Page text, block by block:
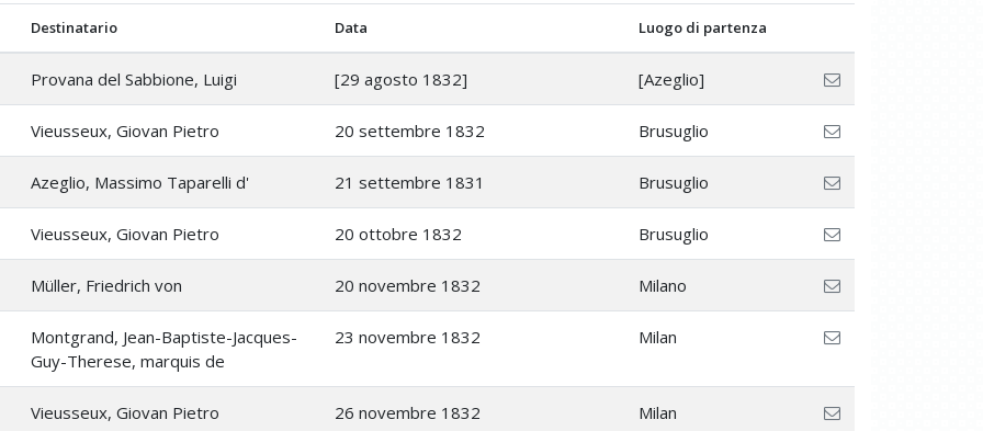
Destinatario Data Luogo di partenza
Provana del Sabbione, Luigi [29 agosto 1832] [Azeglio]
Vieusseux, Giovan Pietro 20 settembre 1832 Brusuglio
Azeglio, Massimo Taparelli d' 21 settembre 1831 Brusuglio
Vieusseux, Giovan Pietro 20 ottobre 1832 Brusuglio
Müller, Friedrich von 20 novembre 1832 Milano
Montgrand, Jean-Baptiste-Jacques-
Guy-Therese, marquis de
23 novembre 1832 Milan
Vieusseux, Giovan Pietro 26 novembre 1832 Milan